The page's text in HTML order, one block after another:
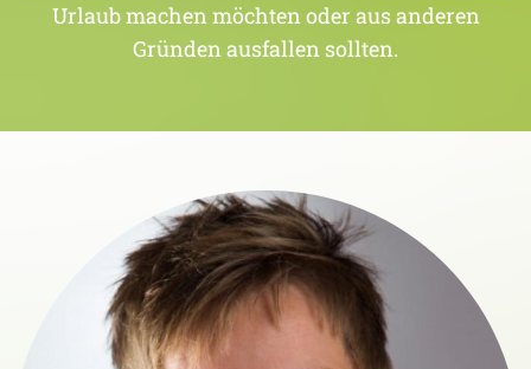
Urlaub machen möchten oder aus anderen
Gründen ausfallen sollten.